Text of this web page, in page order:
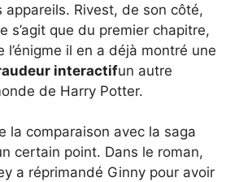
appareils. Rivest, de son côté,
s’agit que du premier chapitre,
l’énigme il en a déjà montré une
interactifun autre
de Harry Potter.
la comparaison avec la saga
certain point. Dans le roman,
a réprimandé Ginny pour avoir